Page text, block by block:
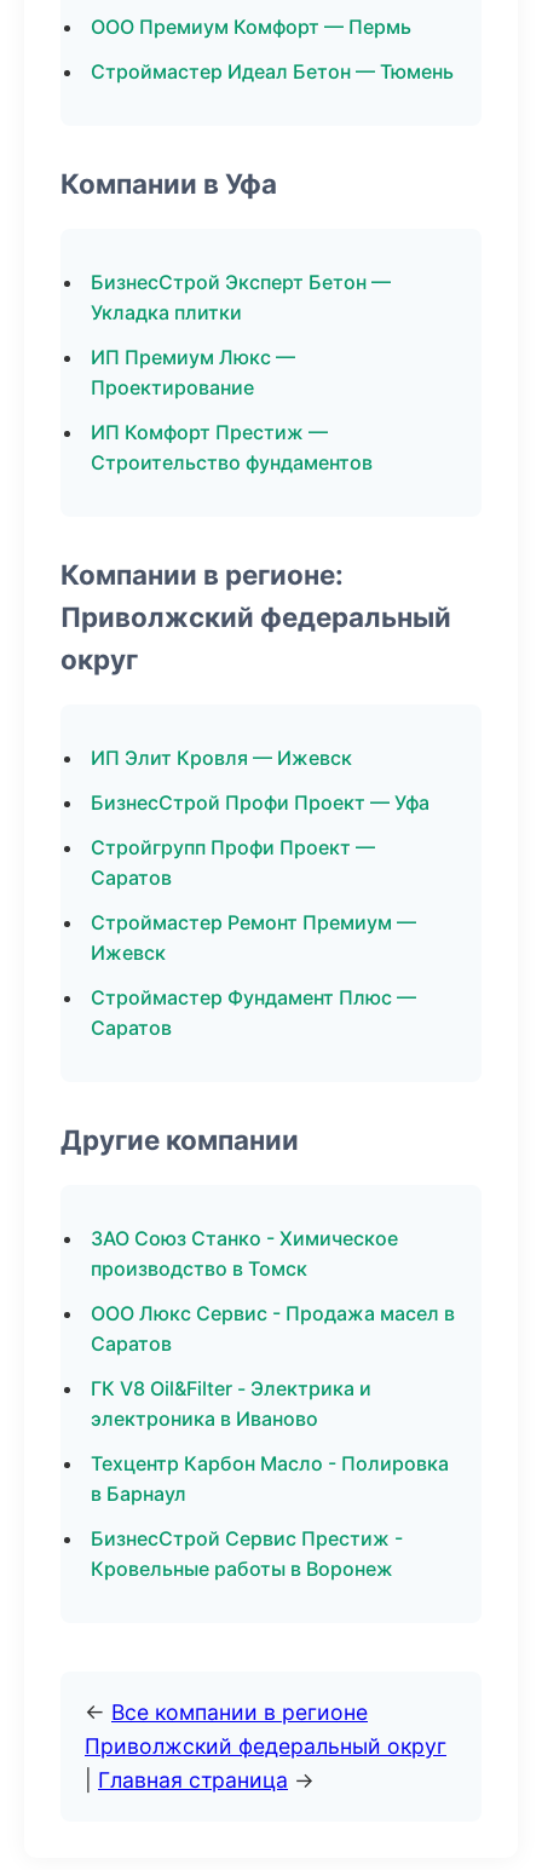
ООО Премиум Комфорт — Пермь
Строймастер Идеал Бетон — Тюмень
Компании в Уфа
БизнесСтрой Эксперт Бетон —
Укладка плитки
ИП Премиум Люкс —
Проектирование
ИП Комфорт Престиж —
Строительство фундаментов
Компании в регионе:
Приволжский федеральный
округ
ИП Элит Кровля — Ижевск
БизнесСтрой Профи Проект — Уфа
Стройгрупп Профи Проект —
Саратов
Строймастер Ремонт Премиум —
Ижевск
Строймастер Фундамент Плюс —
Саратов
Другие компании
ЗАО Союз Станко - Химическое
производство в Томск
ООО Люкс Сервис - Продажа масел в
Саратов
ГК V8 Oil&Filter - Электрика и
электроника в Иваново
Техцентр Карбон Масло - Полировка
в Барнаул
БизнесСтрой Сервис Престиж -
Кровельные работы в Воронеж
← Все компании в регионе
Приволжский федеральный округ
Главная страница →